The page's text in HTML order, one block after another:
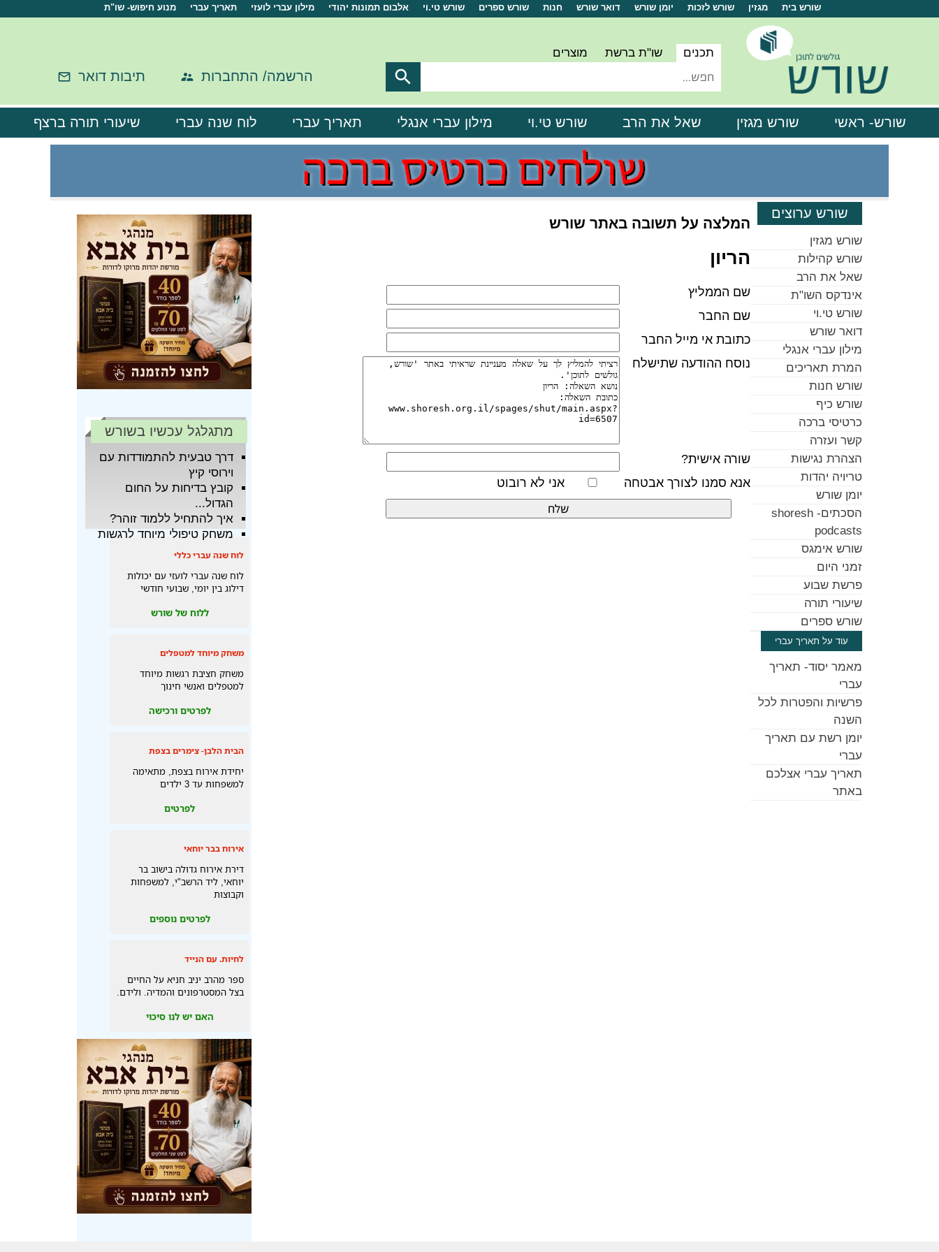
שורש בית מגזין שורש לזכות יומן שורש דואר שורש חנות שורש ספרים שורש טי.וי אלבום תמונות יהודי מילון עברי לועזי תאריך עברי מנוע חיפוש- שו"ת
תכנים שו"ת ברשת מוצרים
 תיבות דואר הרשמה/ התחברות
שורש- ראשי שורש מגזין שאל את הרב שורש טי.וי מילון עברי אנגלי תאריך עברי לוח שנה עברי שיעורי תורה ברצף
שורש ערוצים
שורש מגזין
שורש קהילות
שאל את הרב
אינדקס השו"ת
שורש טי.וי
דואר שורש
מילון עברי אנגלי
המרת תאריכים
שורש חנות
שורש כיף
כרטיסי ברכה
קשר ועזרה
הצהרת נגישות
טריויה יהדות
יומן שורש
הסכתים- shoresh
podcasts
שורש אימגס
זמני היום
פרשת שבוע
שיעורי תורה
שורש ספרים
עוד על תאריך עברי
מאמר יסוד- תאריך
עברי
פרשיות והפטרות לכל
השנה
יומן רשת עם תאריך
עברי
תאריך עברי אצלכם
באתר
המלצה על תשובה באתר שורש
הריון
שם הממליץ
שם החבר
כתובת אי מייל החבר
נוסח ההודעה שתישלח
שורה אישית?
אנא סמנו לצורך אבטחה
אני לא רובוט
מתגלגל עכשיו בשורש
דרך טבעית להתמודדות עם
וירוסי קיץ
קובץ בדיחות על החום
הגדול...
איך להתחיל ללמוד זוהר?
משחק טיפולי מיוחד לרגשות
לוח שנה עברי כללי
לוח שנה עברי לועזי עם יכולות
דילוג בין יומי, שבועי חודשי
ללוח של שורש
משחק מיוחד למטפלים
משחק חציבת רגשות מיוחד
למטפלים ואנשי חינוך
לפרטים ורכישה
הבית הלבן- צימרים בצפת
יחידת אירוח בצפת, מתאימה
למשפחות עד 3 ילדים
לפרטים
אירוח בבר יוחאי
דירת אירוח גדולה בישוב בר
יוחאי, ליד הרשב"י, למשפחות
וקבוצות
לפרטים נוספים
לחיות. עם הנייד
ספר מהרב יניב חניא על החיים
בצל המסטרפונים והמדיה. ולידם.
האם יש לנו סיכוי